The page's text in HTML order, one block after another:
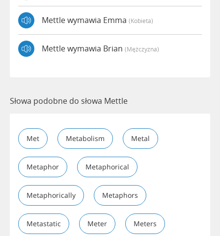
Mettle wymawia Emma (kobieta)
Mettle wymawia Brian (mężczyzna)
Słowa podobne do słowa Mettle
Met Metabolism Metal
Metaphor Metaphorical
Metaphorically Metaphors
Metastatic Meter Meters